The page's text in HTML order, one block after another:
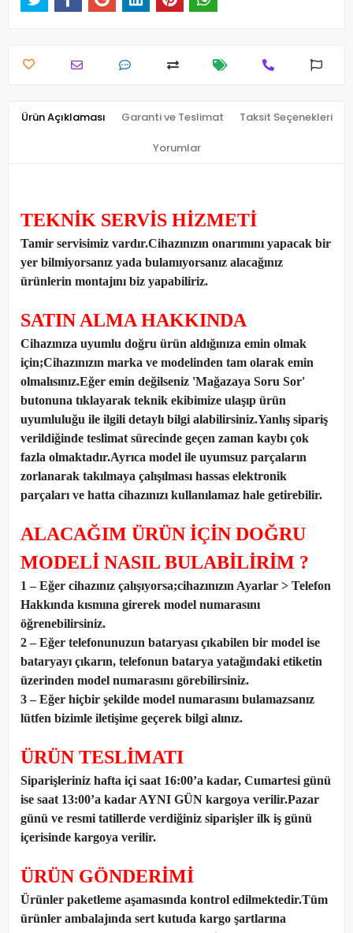
Ürün Açıklaması Garanti ve Teslimat Taksit Seçenekleri
Yorumlar
TEKNİK SERVİS HİZMETİ
Tamir servisimiz vardır.Cihazınızın onarımını yapacak bir
yer bilmiyorsanız yada bulamıyorsanız alacağınız
ürünlerin montajını biz yapabiliriz.
SATIN ALMA HAKKINDA
Cihazınıza uyumlu doğru ürün aldığınıza emin olmak
için;Cihazınızın marka ve modelinden tam olarak emin
olmalısınız.Eğer emin değilseniz 'Mağazaya Soru Sor'
butonuna tıklayarak teknik ekibimize ulaşıp ürün
uyumluluğu ile ilgili detaylı bilgi alabilirsiniz.Yanlış sipariş
verildiğinde teslimat sürecinde geçen zaman kaybı çok
fazla olmaktadır.Ayrıca model ile uyumsuz parçaların
zorlanarak takılmaya çalışılması hassas elektronik
parçaları ve hatta cihazınızı kullanılamaz hale getirebilir.
ALACAĞIM ÜRÜN İÇİN DOĞRU
MODELİ NASIL BULABİLİRİM ?
1 – Eğer cihazınız çalışıyorsa;cihazınızın Ayarlar > Telefon
Hakkında kısmına girerek model numarasını
öğrenebilirsiniz.
2 – Eğer telefonunuzun bataryası çıkabilen bir model ise
bataryayı çıkarın, telefonun batarya yatağındaki etiketin
üzerinden model numarasını görebilirsiniz.
3 – Eğer hiçbir şekilde model numarasını bulamazsanız
lütfen bizimle iletişime geçerek bilgi alınız.
ÜRÜN TESLİMATI
Siparişleriniz hafta içi saat 16:00’a kadar, Cumartesi günü
ise saat 13:00’a kadar AYNI GÜN kargoya verilir.Pazar
günü ve resmi tatillerde verdiğiniz siparişler ilk iş günü
içerisinde kargoya verilir.
ÜRÜN GÖNDERİMİ
Ürünler paketleme aşamasında kontrol edilmektedir.Tüm
ürünler ambalajında sert kutuda kargo şartlarına